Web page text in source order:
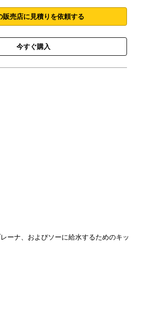
販売店に見積りを依頼する
今すぐ購入
ーナ、およびソーに給水するためのキッ